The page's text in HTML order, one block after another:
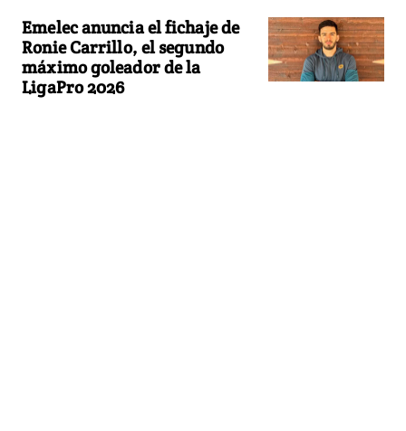
Emelec anuncia el fichaje de
Ronie Carrillo, el segundo
máximo goleador de la
LigaPro 2026